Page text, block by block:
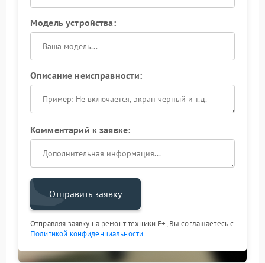
Модель устройства:
Описание неисправности:
Комментарий к заявке:
Отправить заявку
Отправляя заявку на ремонт техники F+, Вы соглашаетесь с
Политикой конфиденциальности